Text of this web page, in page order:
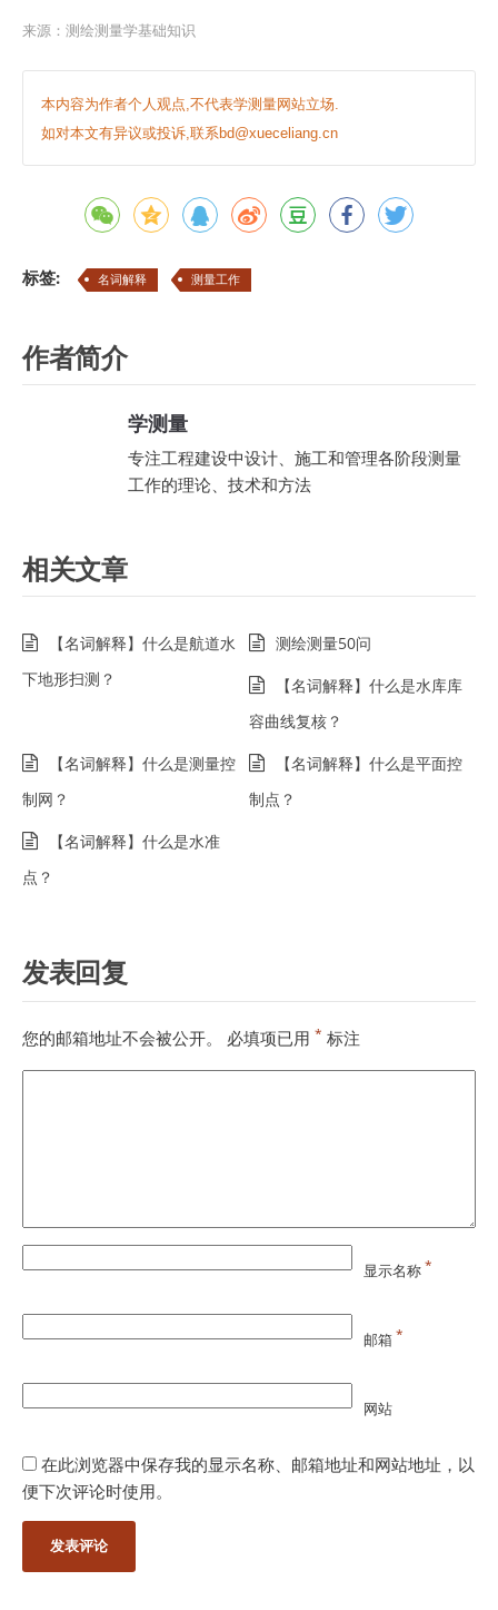
来源：测绘测量学基础知识
本内容为作者个人观点,不代表学测量网站立场.
如对本文有异议或投诉,联系bd@xueceliang.cn
标签: 名词解释 测量工作
作者简介
学测量
专注工程建设中设计、施工和管理各阶段测量
工作的理论、技术和方法
相关文章
【名词解释】什么是航道水
下地形扫测？
测绘测量50问
【名词解释】什么是水库库
容曲线复核？
【名词解释】什么是测量控
制网？
【名词解释】什么是平面控
制点？
【名词解释】什么是水准
点？
发表回复
您的邮箱地址不会被公开。 必填项已用 * 标注
显示名称*
邮箱*
网站
在此浏览器中保存我的显示名称、邮箱地址和网站地址，以
便下次评论时使用。